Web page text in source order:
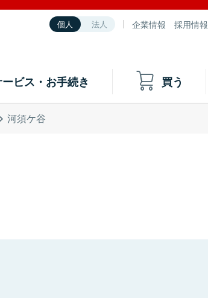
個人 法人 企業情報 採用情報
ビス・お手続き 買う
河須ケ谷